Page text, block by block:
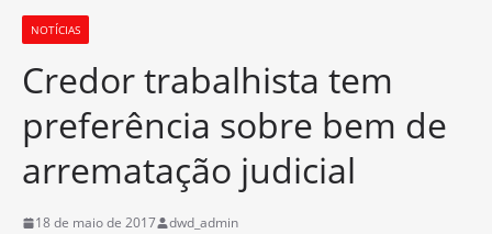
NOTÍCIAS
Credor trabalhista tem
preferência sobre bem de
arrematação judicial
18 de maio de 2017 dwd_admin